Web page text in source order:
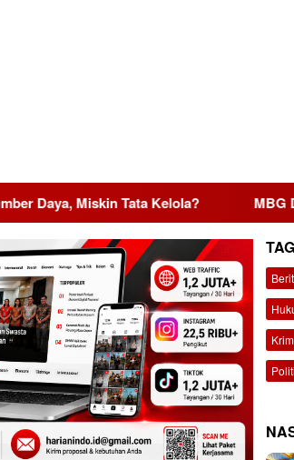
Tata Kelola? MBG Dinilai Jadi